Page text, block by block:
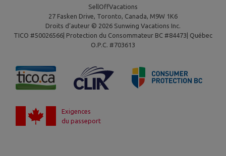
SellOffVacations
27 Fasken Drive, Toronto, Canada, M9W 1K6
Droits d’auteur © 2026 Sunwing Vacations Inc.
TICO #50026566| Protection du Consommateur BC #84473| Québec
O.P.C. #703613
Exigences
du passeport